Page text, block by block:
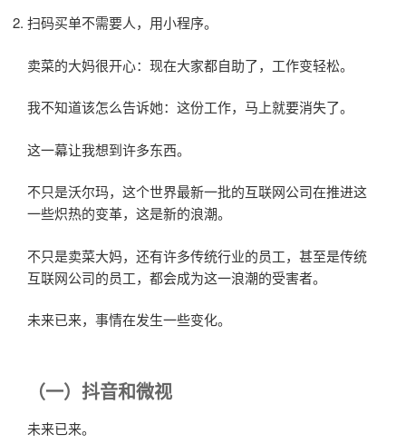
扫码买单不需要人，用小程序。
卖菜的大妈很开心：现在大家都自助了，工作变轻松。
我不知道该怎么告诉她：这份工作，马上就要消失了。
这一幕让我想到许多东西。
不只是沃尔玛，这个世界最新一批的互联网公司在推进这
一些炽热的变革，这是新的浪潮。
不只是卖菜大妈，还有许多传统行业的员工，甚至是传统
互联网公司的员工，都会成为这一浪潮的受害者。
未来已来，事情在发生一些变化。
（一）抖音和微视
未来已来。